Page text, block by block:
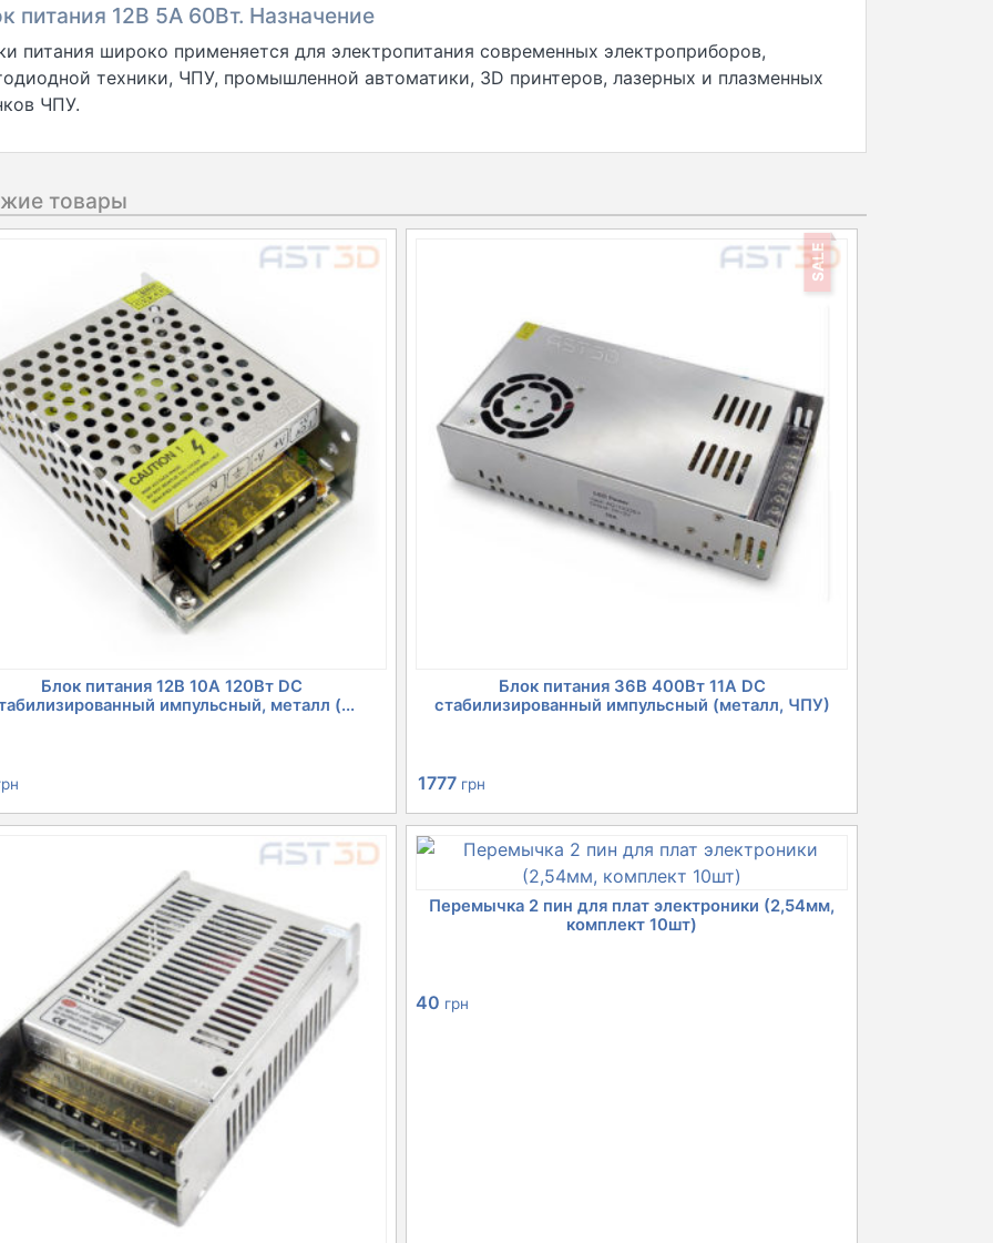
питания 12В 5А 60Вт. Назначение
питания широко применяется для электропитания современных электроприборов,
техники, ЧПУ, промышленной автоматики, 3D принтеров, лазерных и плазменных
ЧПУ.
товары
Блок питания 12В 10А 120Вт DC
импульсный, металл (...
SALE
Блок питания 36В 400Вт 11А DC
стабилизированный импульсный (металл, ЧПУ)
Первоначальная
цена
составляла
2180 грн.
1777 грн
цена:
1777 грн.
Перемычка 2 пин для плат электроники (2,54мм,
комплект 10шт)
40 грн